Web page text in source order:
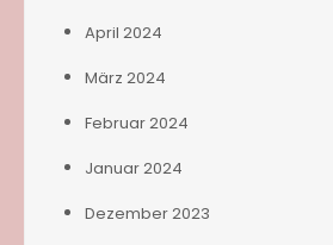
April 2024
März 2024
Februar 2024
Januar 2024
Dezember 2023